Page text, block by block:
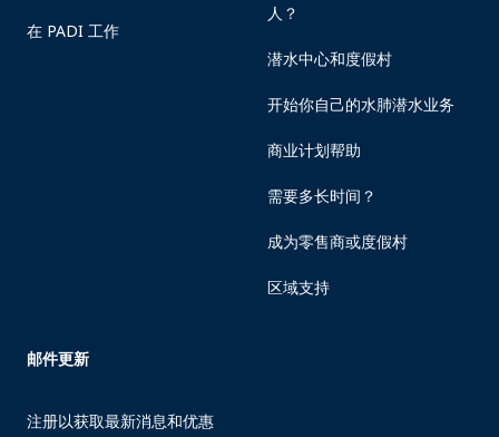
在 PADI 工作
人？
潜水中心和度假村
开始你自己的水肺潜水业务
商业计划帮助
需要多长时间？
成为零售商或度假村
区域支持
邮件更新
注册以获取最新消息和优惠